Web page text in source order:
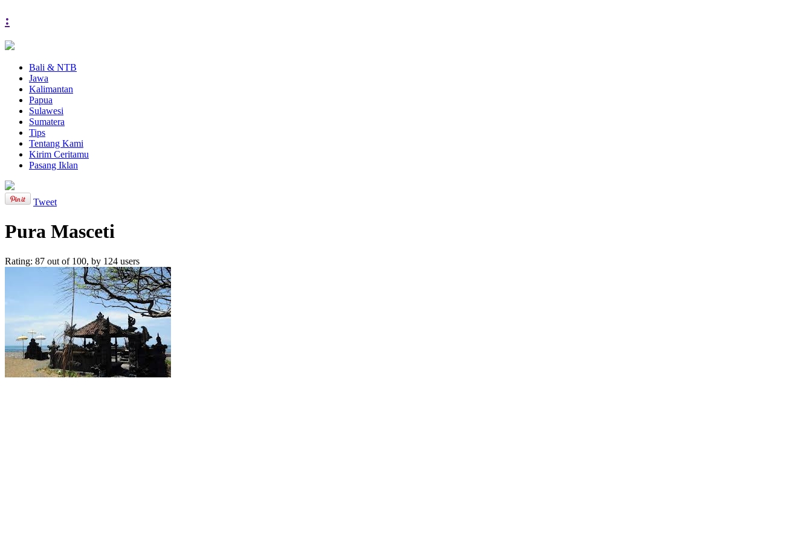
:
Bali & NTB
Jawa
Kalimantan
Papua
Sulawesi
Sumatera
Tips
Tentang Kami
Kirim Ceritamu
Pasang Iklan
Tweet
Pura Masceti
Rating: 87 out of 100, by 124 users